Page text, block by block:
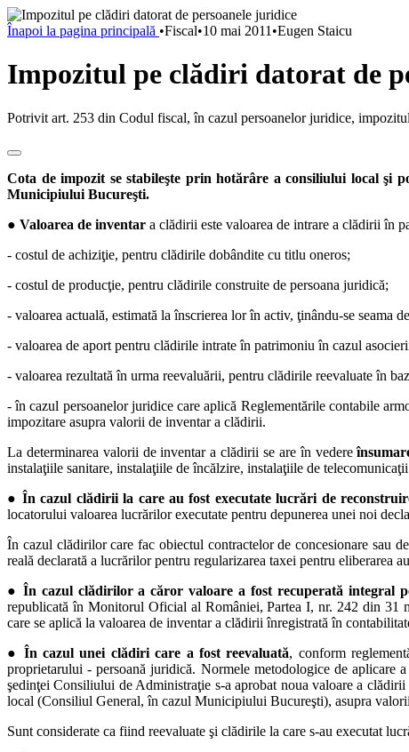
Înapoi la pagina principală •Fiscal•10 mai 2011 •Eugen Staicu
Impozitul pe clădiri datorat de
Potrivit art. 253 din Codul fiscal, în cazul persoanelor juridice,
Cota de impozit se stabileşte prin hotărâre a consiliului local şi
Municipiului Bucureşti.
● Valoarea de inventar a clădirii este valoarea de intrare a clădirii în
- costul de achiziţie, pentru clădirile dobândite cu titlu oneros;
- costul de producţie, pentru clădirile construite de persoana juridică;
- valoarea actuală, estimată la înscrierea lor în activ, ţinându-se
- valoarea de aport pentru clădirile intrate în patrimoniu în cazul
- valoarea rezultată în urma reevaluării, pentru clădirile reevaluate în
- în cazul persoanelor juridice care aplică Reglementările contabile
impozitare asupra valorii de inventar a clădirii.
La determinarea valorii de inventar a clădirii se are în vedere
instalaţiile sanitare, instalaţiile de încălzire, instalaţiile de
● În cazul clădirii la care au fost executate lucrări de
locatorului valoarea lucrărilor executate pentru depunerea unei noi
În cazul clădirilor care fac obiectul contractelor de concesionare sau
reală declarată a lucrărilor pentru regularizarea taxei pentru eliberarea
● În cazul clădirilor a căror valoare a fost recuperată integral
republicată în Monitorul Oficial al României, Partea I, nr. 242 din 31
care se aplică la valoarea de inventar a clădirii înregistrată în
● În cazul unei clădiri care a fost reevaluată, conform
proprietarului - persoană juridică. Normele metodologice de
şedinţei Consiliului de Administraţie s-a aprobat noua valoare a
local (Consiliul General, în cazul Municipiului Bucureşti), asupra
Sunt considerate ca fiind reevaluate şi clădirile la care s-au executat